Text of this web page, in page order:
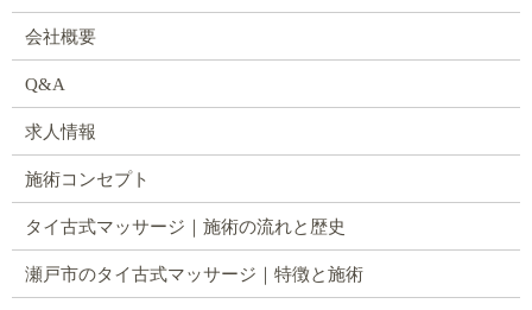
会社概要
Q&A
求人情報
施術コンセプト
タイ古式マッサージ｜施術の流れと歴史
瀬戸市のタイ古式マッサージ｜特徴と施術